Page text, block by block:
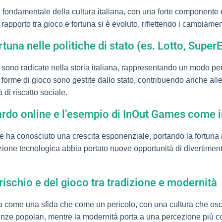
della cultura italiana, con una forte
tra gioco e fortuna si è evoluto, riflettendo i
nelle politiche di stato (es. Lotto,
radicate nella storia italiana, rappresentando un modo
di gioco sono gestite dallo stato, contribuendo anche
di riscatto sociale.
online e l’esempio di InOut Games
ha conosciuto una crescita esponenziale, portando la
tecnologica abbia portato nuove opportunità di
e del gioco tra tradizione e modernità
una sfida che come un pericolo, con una cultura che
popolari, mentre la modernità porta a una percezione più